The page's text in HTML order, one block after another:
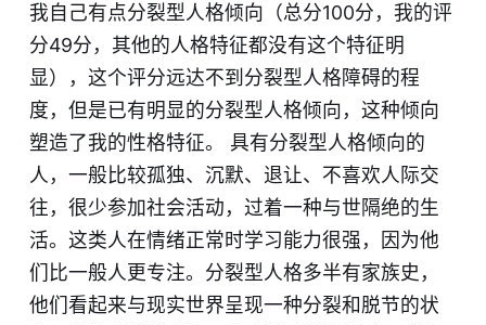
我自己有点分裂型人格倾向（总分100分，我的评
分49分，其他的人格特征都没有这个特征明
显），这个评分远达不到分裂型人格障碍的程
度，但是已有明显的分裂型人格倾向，这种倾向
塑造了我的性格特征。 具有分裂型人格倾向的
人，一般比较孤独、沉默、退让、不喜欢人际交
往，很少参加社会活动，过着一种与世隔绝的生
活。这类人在情绪正常时学习能力很强，因为他
们比一般人更专注。分裂型人格多半有家族史，
他们看起来与现实世界呈现一种分裂和脱节的状